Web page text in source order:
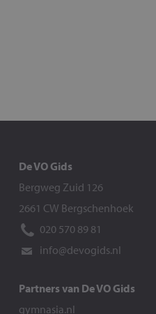
De VO Gids
Bergweg Zuid 126
2661 CW Bergschenhoek
020 570 89 81
info@devogids.nl
Partners van De VO Gids
gymnasia.nl